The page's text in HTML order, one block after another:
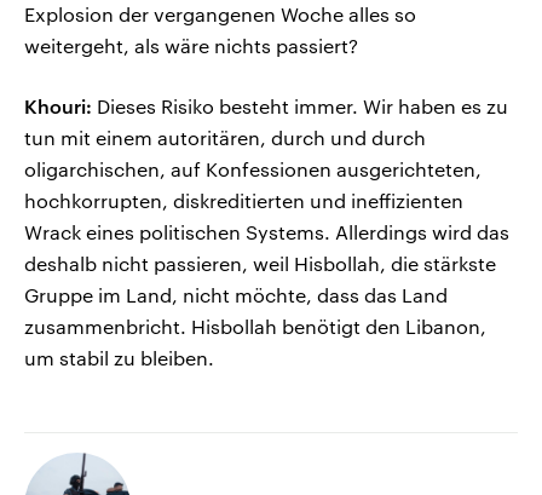
Explosion der vergangenen Woche alles so
weitergeht, als wäre nichts passiert?
Khouri: Dieses Risiko besteht immer. Wir haben es zu
tun mit einem autoritären, durch und durch
oligarchischen, auf Konfessionen ausgerichteten,
hochkorrupten, diskreditierten und ineffizienten
Wrack eines politischen Systems. Allerdings wird das
deshalb nicht passieren, weil Hisbollah, die stärkste
Gruppe im Land, nicht möchte, dass das Land
zusammenbricht. Hisbollah benötigt den Libanon,
um stabil zu bleiben.